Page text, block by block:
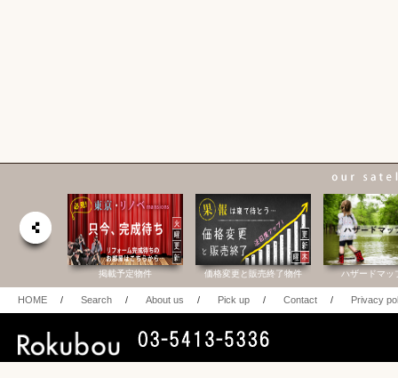
掲載予定物件 価格変更と販売終了物件 ハザードマッ
HOME / Search / About us / Pick up / Contact / Privacy